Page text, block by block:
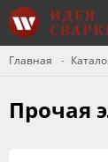
Главная
Прочая